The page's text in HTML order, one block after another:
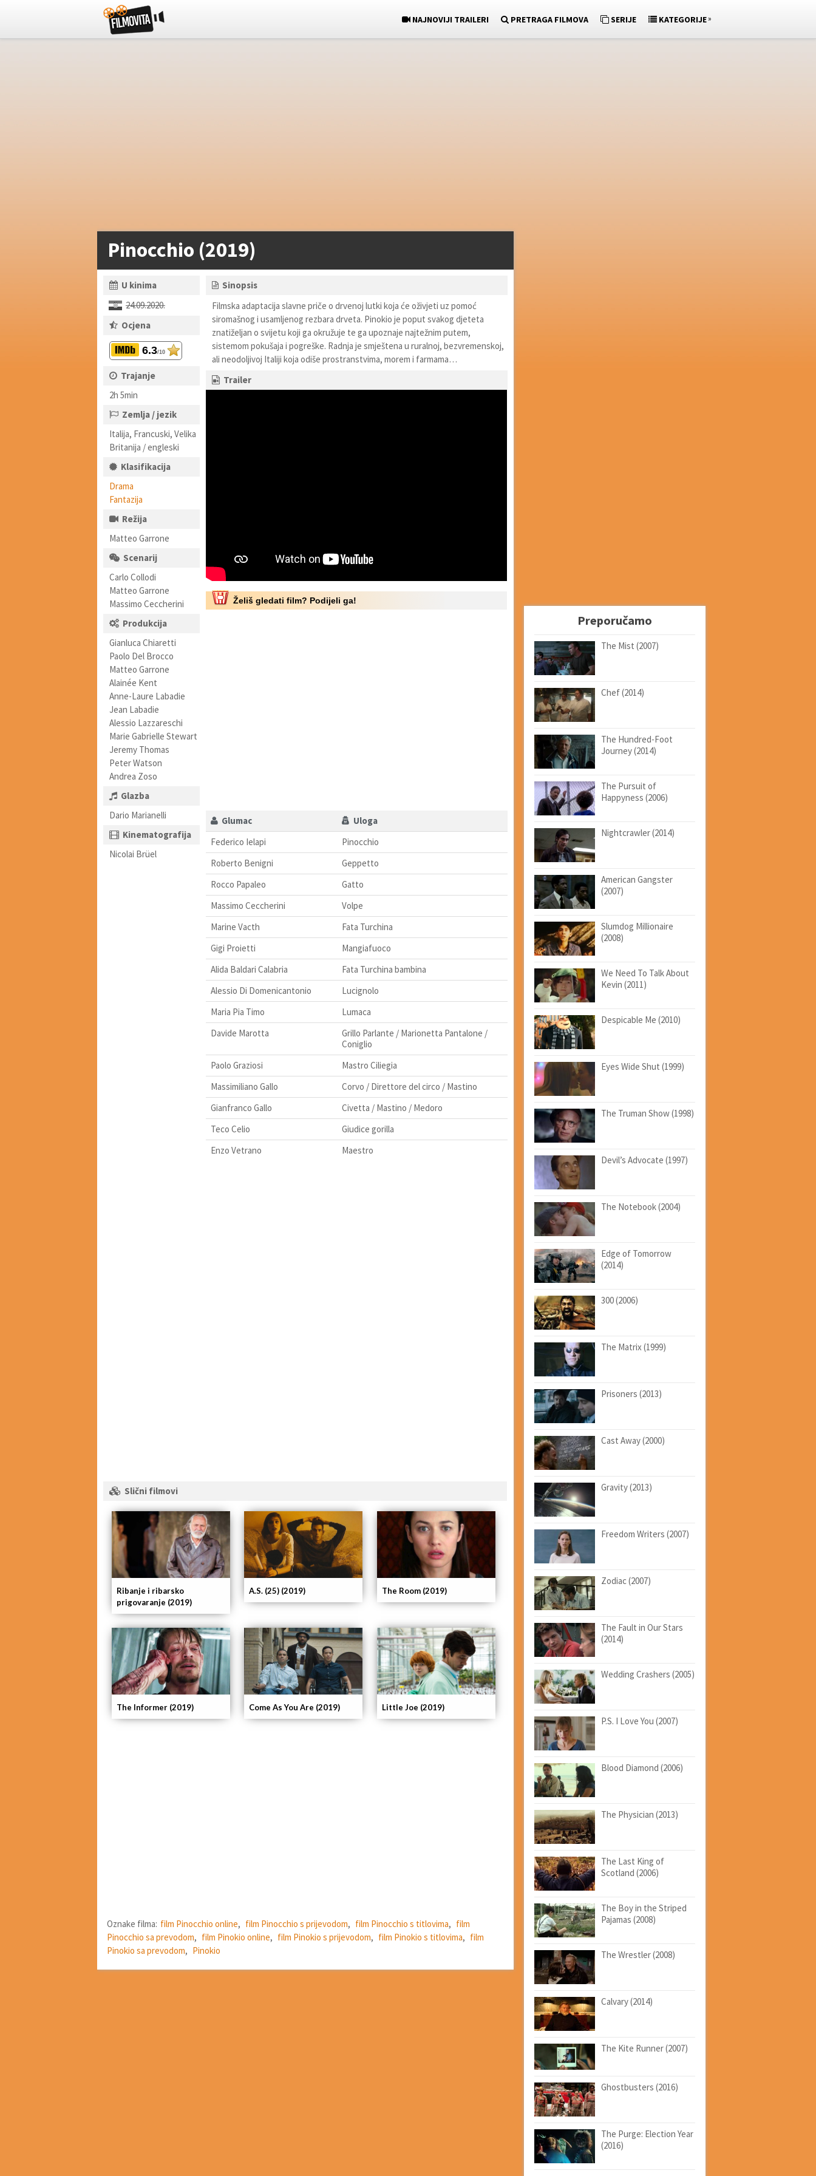
NAJNOVIJI TRAILERI PRETRAGA FILMOVA SERIJE KATEGORIJE»
Pinocchio (2019)
U kinima
24.09.2020.
Ocjena
6.3/10
Trajanje
2h 5min
Zemlja / jezik
Italija, Francuski, Velika
Britanija / engleski
Klasifikacija
Drama
Fantazija
Režija
Matteo Garrone
Scenarij
Carlo Collodi
Matteo Garrone
Massimo Ceccherini
Produkcija
Gianluca Chiaretti
Paolo Del Brocco
Matteo Garrone
Alainée Kent
Anne-Laure Labadie
Jean Labadie
Alessio Lazzareschi
Marie Gabrielle Stewart
Jeremy Thomas
Peter Watson
Andrea Zoso
Glazba
Dario Marianelli
Kinematografija
Nicolai Brüel
Sinopsis
Filmska adaptacija slavne priče o drvenoj lutki koja će oživjeti uz pomoć
siromašnog i usamljenog rezbara drveta. Pinokio je poput svakog djeteta
znatiželjan o svijetu koji ga okružuje te ga upoznaje najtežnim putem,
sistemom pokušaja i pogreške. Radnja je smještena u ruralnoj, bezvremenskoj,
ali neodoljivoj Italiji koja odiše prostranstvima, morem i farmama…
Trailer
Želiš gledati film? Podijeli ga!
Glumac
Uloga
Federico Ielapi
Pinocchio
Roberto Benigni
Geppetto
Rocco Papaleo
Gatto
Massimo Ceccherini
Volpe
Marine Vacth
Fata Turchina
Gigi Proietti
Mangiafuoco
Alida Baldari Calabria
Fata Turchina bambina
Alessio Di Domenicantonio
Lucignolo
Maria Pia Timo
Lumaca
Davide Marotta
Grillo Parlante / Marionetta Pantalone /
Coniglio
Paolo Graziosi
Mastro Ciliegia
Massimiliano Gallo
Corvo / Direttore del circo / Mastino
Gianfranco Gallo
Civetta / Mastino / Medoro
Teco Celio
Giudice gorilla
Enzo Vetrano
Maestro
Slični filmovi
Little Joe (2019)
Come As You Are (2019)
The Informer (2019)
The Room (2019)
A.S. (25) (2019)
Ribanje i ribarsko
prigovaranje (2019)
Oznake filma: film Pinocchio online, film Pinocchio s prijevodom, film Pinocchio s titlovima, film
Pinocchio sa prevodom, film Pinokio online, film Pinokio s prijevodom, film Pinokio s titlovima, film
Pinokio sa prevodom, Pinokio
Preporučamo
The Mist (2007)
Chef (2014)
The Hundred-Foot
Journey (2014)
The Pursuit of
Happyness (2006)
Nightcrawler (2014)
American Gangster
(2007)
Slumdog Millionaire
(2008)
We Need To Talk About
Kevin (2011)
Despicable Me (2010)
Eyes Wide Shut (1999)
The Truman Show (1998)
Devil’s Advocate (1997)
The Notebook (2004)
Edge of Tomorrow
(2014)
300 (2006)
The Matrix (1999)
Prisoners (2013)
Cast Away (2000)
Gravity (2013)
Freedom Writers (2007)
Zodiac (2007)
The Fault in Our Stars
(2014)
Wedding Crashers (2005)
P.S. I Love You (2007)
Blood Diamond (2006)
The Physician (2013)
The Last King of
Scotland (2006)
The Boy in the Striped
Pajamas (2008)
The Wrestler (2008)
Calvary (2014)
The Kite Runner (2007)
Ghostbusters (2016)
The Purge: Election Year
(2016)